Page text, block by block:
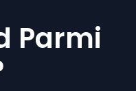
Parmi